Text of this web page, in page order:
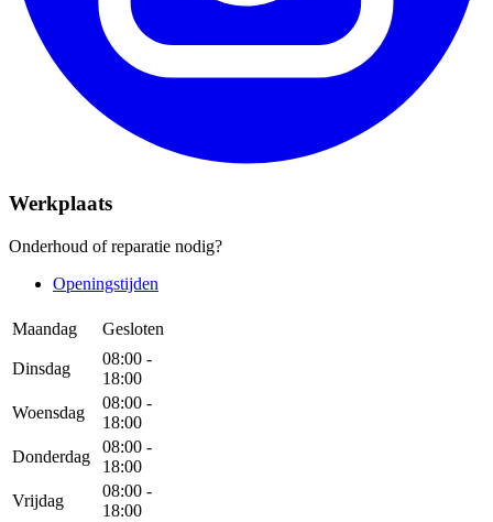
Werkplaats
Onderhoud of reparatie nodig?
Openingstijden
Maandag Gesloten
Dinsdag
08:00 -
18:00
Woensdag
08:00 -
18:00
Donderdag
08:00 -
18:00
Vrijdag
08:00 -
18:00